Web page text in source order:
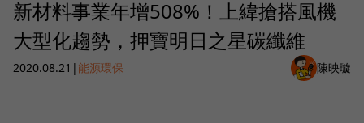
新材料事業年增508%！上緯搶搭風機
大型化趨勢，押寶明日之星碳纖維
2020.08.21 |能源環保 陳映璇